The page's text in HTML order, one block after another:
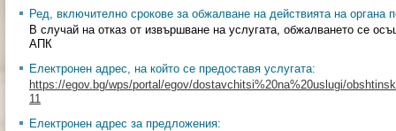
Ред, включително срокове за обжалване на действията на органа
В случай на отказ от извършване на услугата, обжалването се
АПК
Електронен адрес, на който се предоставя услугата:
https://egov.bg/wps/portal/egov/dostavchitsi%20na%20uslugi/
11
Електронен адрес за предложения: